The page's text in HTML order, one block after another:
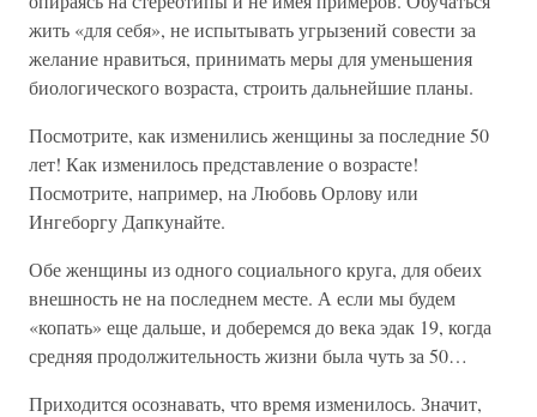
жить «для себя», не испытывать угрызений совести за
желание нравиться, принимать меры для уменьшения
биологического возраста, строить дальнейшие планы.
Посмотрите, как изменились женщины за последние 50
лет! Как изменилось представление о возрасте!
Посмотрите, например, на Любовь Орлову или
Ингеборгу Дапкунайте.
Обе женщины из одного социального круга, для обеих
внешность не на последнем месте. А если мы будем
«копать» еще дальше, и доберемся до века эдак 19, когда
средняя продолжительность жизни была чуть за 50…
Приходится осознавать, что время изменилось. Значит,